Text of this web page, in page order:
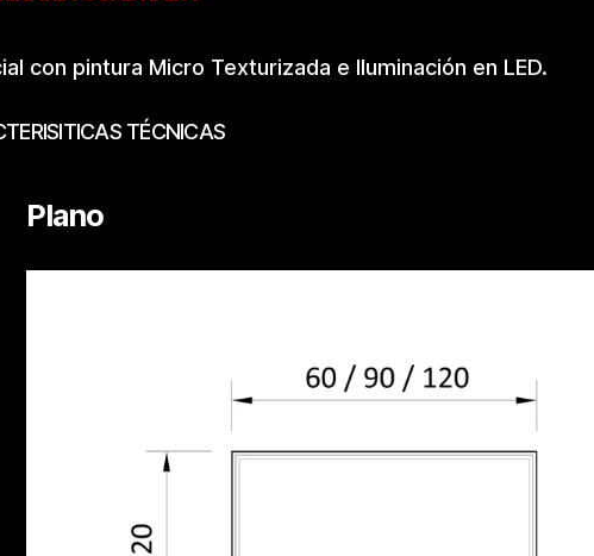
con pintura Micro Texturizada e Iluminación en LED.
TÉCNICAS
Plano